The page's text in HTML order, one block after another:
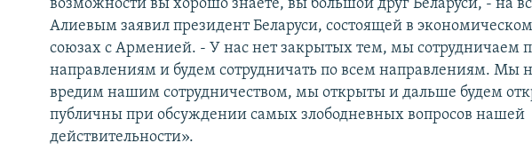
возможности вы хорошо знаете, вы большой друг Беларуси, - на
Алиевым заявил президент Беларуси, состоящей в
союзах с Арменией. - У нас нет закрытых тем, мы сотрудничаем
направлениям и будем сотрудничать по всем направлениям. Мы
вредим нашим сотрудничеством, мы открыты и дальше будем
публичны при обсуждении самых злободневных вопросов нашей
действительности».